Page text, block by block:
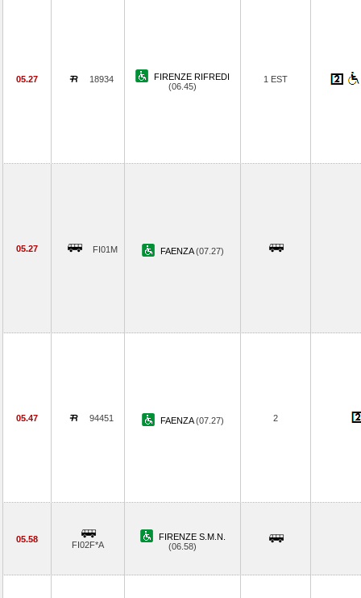
05.27 18934
FIRENZE RIFREDI
(06.45)
1 EST
05.27 FI01M FAENZA(07.27)
05.47 94451 FAENZA(07.27) 2
05.58
FI02F*A
FIRENZE S.M.N.
(06.58)